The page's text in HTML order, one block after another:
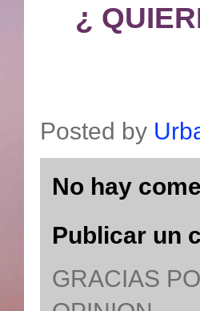
¿
Posted by
No hay
Publicar un
GRACIAS